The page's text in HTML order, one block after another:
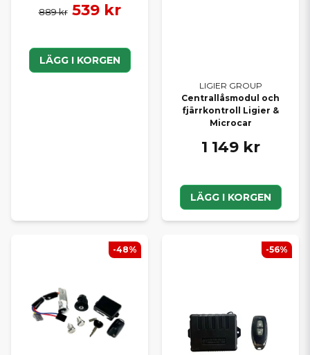
889 kr 539 kr
LÄGG I KORGEN
LIGIER GROUP
Centrallåsmodul och
fjärrkontroll Ligier &
Microcar
1 149 kr
LÄGG I KORGEN
-48% -56%